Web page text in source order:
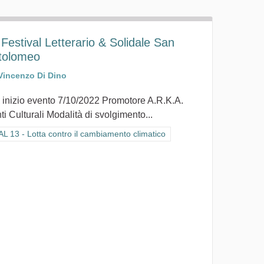
Festival Letterario & Solidale San
Di Dino
inizio evento 7/10/2022 Promotore A.R.K.A.
Culturali Modalità di svolgimento...
i risultati per categoria: GOAL 13 - Lotta contro il cambiamento
13 - Lotta contro il cambiamento climatico